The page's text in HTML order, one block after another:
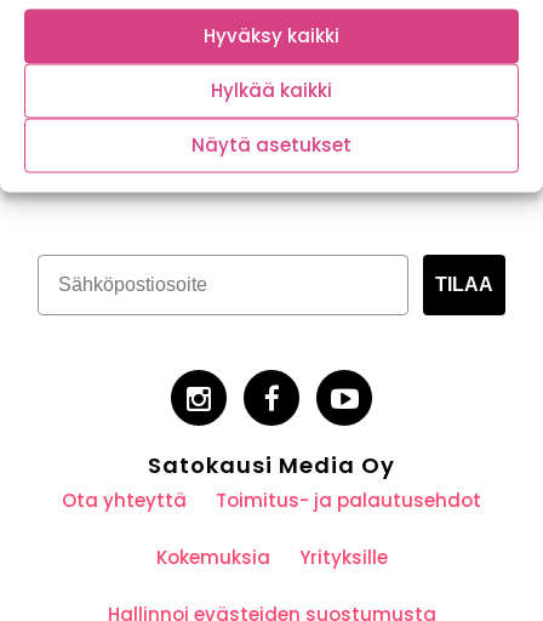
Hyväksy kaikki
Hylkää kaikki
Näytä asetukset
Tilaa kasvispitoinen uutiskirje
TILAA
Satokausi Media Oy
Ota yhteyttä Toimitus- ja palautusehdot
Kokemuksia Yrityksille
Hallinnoi evästeiden suostumusta